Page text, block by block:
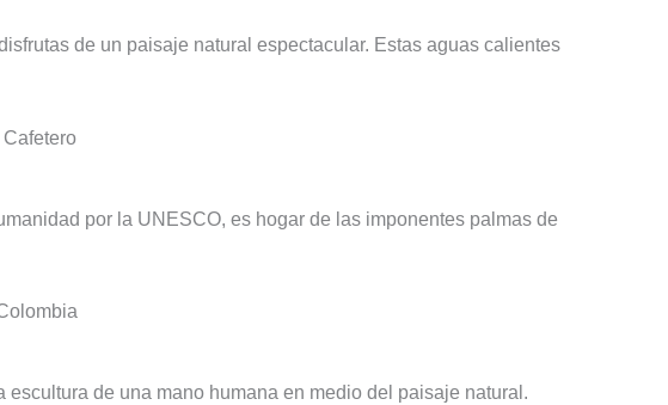
de un paisaje natural espectacular. Estas aguas calientes
por la UNESCO, es hogar de las imponentes palmas de
de una mano humana en medio del paisaje natural.